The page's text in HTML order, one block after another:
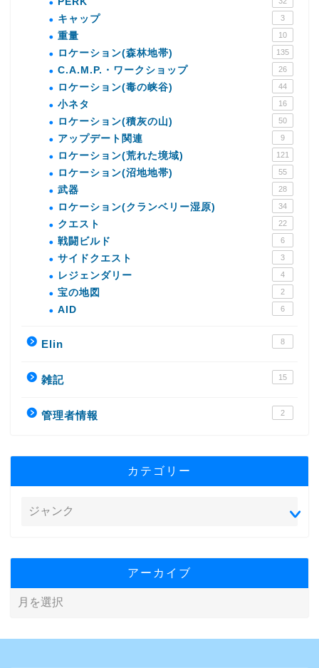
キャップ 3
重量 10
ロケーション(森林地帯) 135
C.A.M.P.・ワークショップ 26
ロケーション(毒の峡谷) 44
小ネタ 16
ロケーション(積灰の山) 50
アップデート関連 9
ロケーション(荒れた境域) 121
ロケーション(沼地地帯) 55
武器 28
ロケーション(クランベリー湿原) 34
クエスト 22
戦闘ビルド 6
サイドクエスト 3
レジェンダリー 4
宝の地図 2
AID 6
Elin 8
雑記 15
管理者情報 2
カテゴリー
アーカイブ